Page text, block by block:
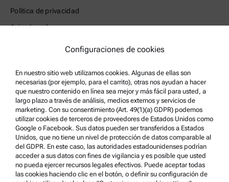
Política de privacidad
Aviso Legal
Sistema de denuncia de irregularidades
Asistencia para el producto
Anton Paar Certified Service
Declaración de seguridad
Centros técnicos Anton Paar
Comuníquese con nosotros
Configuraciones de cookies
En nuestro sitio web utilizamos cookies. Algunas de ellas son
necesarias (por ejemplo, para el carrito), otras nos ayudan a hacer
que nuestro contenido en línea sea mejor y más fácil para usted, a
largo plazo a través de análisis, medios externos y servicios de
marketing. Con su consentimiento (Art. 49(1)(a) GDPR) podemos
utilizar cookies de terceros de proveedores de Estados Unidos como
Google o Facebook. Sus datos pueden ser transferidos a Estados
Unidos, que no tiene un nivel de protección de datos comparable al
del GDPR. En este caso, las autoridades estadounidenses podrían
acceder a sus datos con fines de vigilancia y es posible que usted
no pueda ejercer recursos legales efectivos. Puede aceptar todas
las cookies haciendo clic en el botón, o definir su configuración de